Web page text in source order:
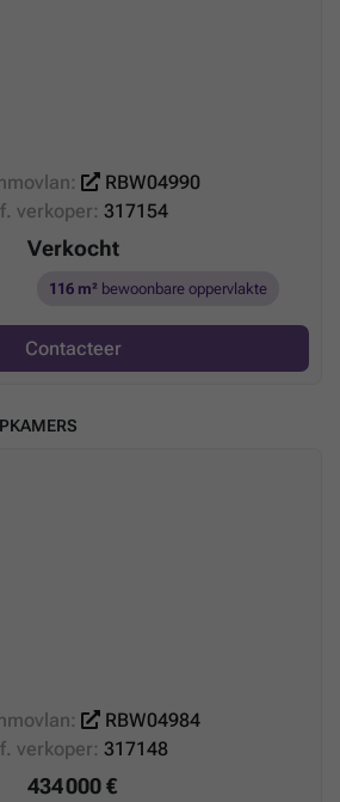
RBW04990
verkoper: 317154
Verkocht
116 m² bewoonbare oppervlakte
Contacteer
RBW04984
verkoper: 317148
434 000 €